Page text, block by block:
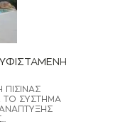
ΤΟ ΣΥΣΤΗΜΑ